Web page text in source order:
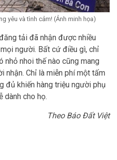
yêu và tình cảm! (Ảnh minh họa)
tải đã nhận được nhiều
người. Bất cứ điều gì, chỉ
nhỏ nhoi thế nào cũng mang
nhận. Chỉ là miễn phí một tấm
đủ khiến hàng triệu người phụ
dành cho họ.
Theo Báo Đất Việt